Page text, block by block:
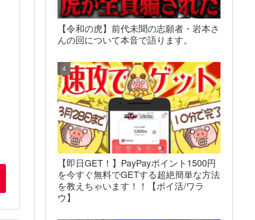
【令和の虎】前代未聞の志願者・岩本さ
んの回について本音で語ります。
【即日GET！】PayPayポイント1500円
を今すぐ無料でGETする超絶簡単な方法
を教えちゃいます！！【ポイ活/ワラ
ウ】